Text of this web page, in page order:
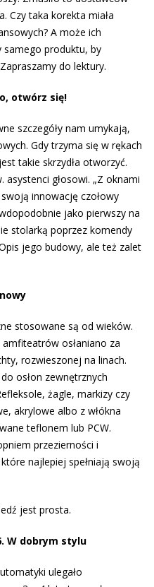
Czy taka korekta miała
A może ich
samego produktu, by
do lektury.
otwórz się!
szczegóły nam umykają,
Gdy trzyma się w rękach
takie skrzydła otworzyć.
głosowi. „Z oknami
innowację czołowy
jako pierwszy na
stolarką poprzez komendy
jego budowy, ale też zalet
stosowane są od wieków.
osłaniano za
rozwieszonej na linach.
osłon zewnętrznych
żagle, markizy czy
akrylowe albo z włókna
teflonem lub PCW.
przezierności i
najlepiej spełniają swoją
jest prosta.
W dobrym stylu
ulegało